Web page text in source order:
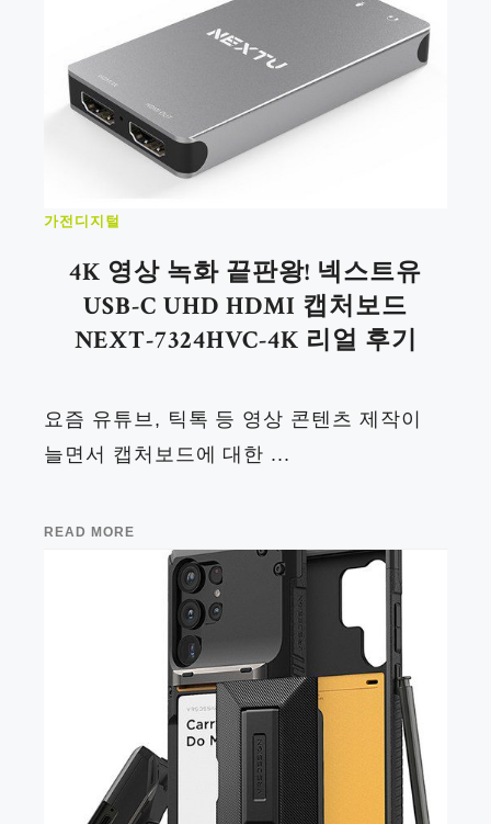
가전디지털
4K 영상 녹화 끝판왕! 넥스트유
USB-C UHD HDMI 캡처보드
NEXT-7324HVC-4K 리얼 후기
요즘 유튜브, 틱톡 등 영상 콘텐츠 제작이
늘면서 캡처보드에 대한 ...
READ MORE